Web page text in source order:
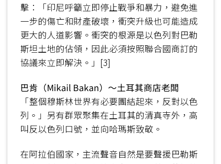
擊：「印尼呼籲立即停止戰爭和暴力，避免進
一步的傷亡和財產破壞，衝突升級也可能造成
更大的人道影響。衝突的根源是以色列對巴勒
斯坦土地的佔領，因此必須按照聯合國商訂的
協議來立即解決。」[3]
巴肯（Mikail Bakan）～土耳其商店老闆
「整個穆斯林世界有必要團結起來，反對以色
列。」另有群眾聚集在土耳其的清真寺外，高
叫反以色列口號，並向哈瑪斯致敬。
在阿拉伯國家，主流聲音自然是要聲援巴勒斯